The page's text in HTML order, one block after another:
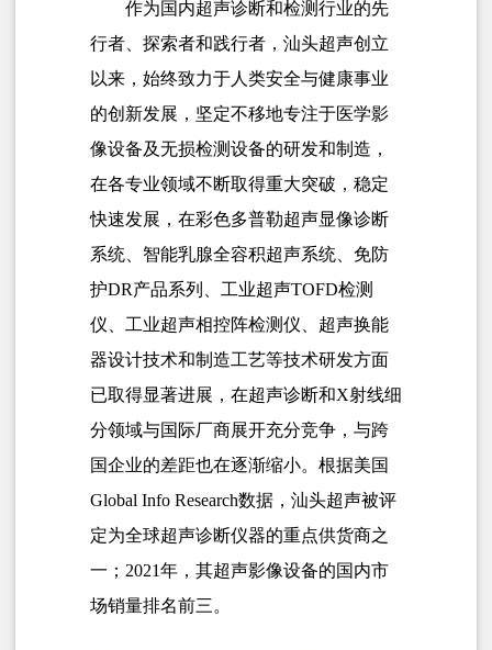
作为国内超声诊断和检测行业的先
行者、探索者和践行者，汕头超声创立
以来，始终致力于人类安全与健康事业
的创新发展，坚定不移地专注于医学影
像设备及无损检测设备的研发和制造，
在各专业领域不断取得重大突破，稳定
快速发展，在彩色多普勒超声显像诊断
系统、智能乳腺全容积超声系统、免防
护DR产品系列、工业超声TOFD检测
仪、工业超声相控阵检测仪、超声换能
器设计技术和制造工艺等技术研发方面
已取得显著进展，在超声诊断和X射线细
分领域与国际厂商展开充分竞争，与跨
国企业的差距也在逐渐缩小。根据美国
Global Info Research数据，汕头超声被评
定为全球超声诊断仪器的重点供货商之
一；2021年，其超声影像设备的国内市
场销量排名前三。